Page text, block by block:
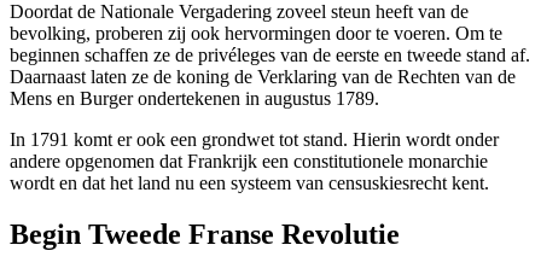
Doordat de Nationale Vergadering zoveel steun heeft van de
bevolking, proberen zij ook hervormingen door te voeren. Om te
beginnen schaffen ze de privéleges van de eerste en tweede stand af.
Daarnaast laten ze de koning de Verklaring van de Rechten van de
Mens en Burger ondertekenen in augustus 1789.
In 1791 komt er ook een grondwet tot stand. Hierin wordt onder
andere opgenomen dat Frankrijk een constitutionele monarchie
wordt en dat het land nu een systeem van censuskiesrecht kent.
Begin Tweede Franse Revolutie